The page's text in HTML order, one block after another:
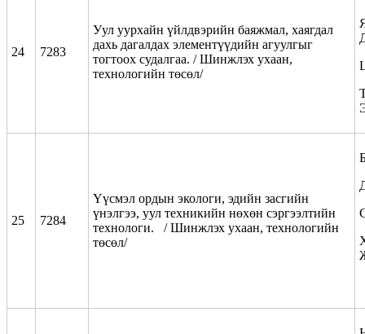
24 7283
Уул уурхайн үйлдвэрийн баяжмал, хаягдал
дахь дагалдах элементүүдийн агуулгыг
тогтоох судалгаа. / Шинжлэх ухаан,
технологийн төсөл/
25 7284
Үүсмэл ордын экологи, эдийн засгийн
үнэлгээ, уул техникийн нөхөн сэргээлтийн
технологи. / Шинжлэх ухаан, технологийн
төсөл/